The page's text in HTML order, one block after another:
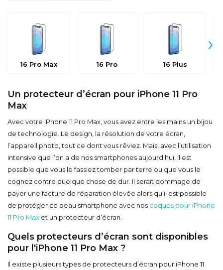
16 Pro Max 16 Pro 16 Plus
›
Un protecteur d’écran pour iPhone 11 Pro
Max
Avec votre iPhone 11 Pro Max, vous avez entre les mains un bijou
de technologie. Le design, la résolution de votre écran,
l’appareil photo, tout ce dont vous rêviez. Mais, avec l’utilisation
intensive que l’on a de nos smartphones aujourd’hui, il est
possible que vous le fassiez tomber par terre ou que vous le
cognez contre quelque chose de dur. Il serait dommage de
payer une facture de réparation élevée alors qu’il est possible
de protéger ce beau smartphone avec nos coques pour iPhone
11 Pro Max et un protecteur d’écran.
Quels protecteurs d’écran sont disponibles
pour l'iPhone 11 Pro Max ?
Il existe plusieurs types de protecteurs d’écran pour iPhone 11